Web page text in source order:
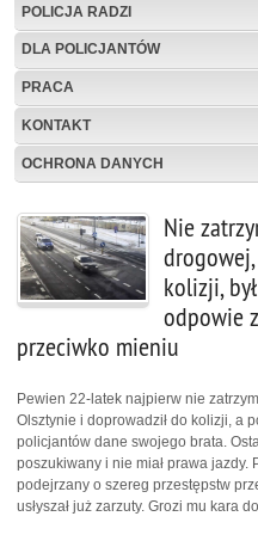
POLICJA RADZI
DLA POLICJANTÓW
PRACA
KONTAKT
OCHRONA DANYCH
Nie
kolizji,
odpowie
przeciwko mieniu
Pewien 22-latek najpierw nie
Olsztynie i doprowadził do kolizji, a
policjantów dane swojego brata.
poszukiwany i nie miał prawa jazdy.
podejrzany o szereg przestępstw
usłyszał już zarzuty. Grozi mu kara